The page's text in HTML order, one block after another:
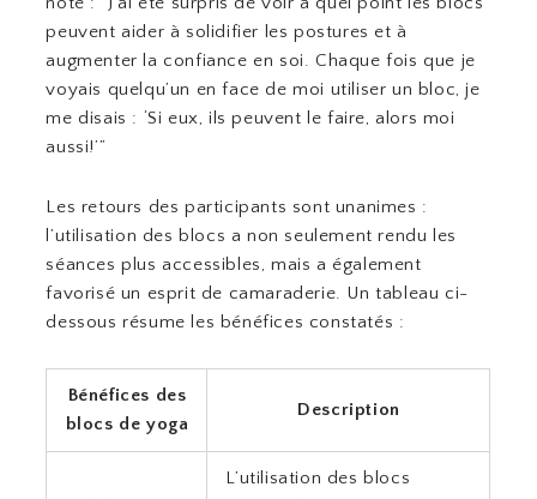
peuvent aider à solidifier les postures et à
augmenter la confiance en soi. Chaque fois que je
voyais quelqu’un en face de moi utiliser un bloc, je
me disais : ‘Si eux, ils peuvent le faire, alors moi
aussi!’”
Les retours des participants sont unanimes :
l’utilisation des blocs a non seulement rendu les
séances plus accessibles, mais a également
favorisé un esprit de camaraderie. Un tableau ci-
dessous résume les bénéfices constatés :
Bénéfices des
blocs de yoga
Description
L’utilisation des blocs